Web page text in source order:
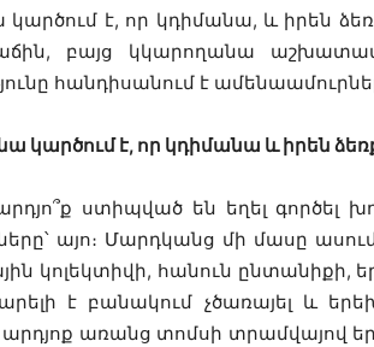
է, որ կդիմանա, և իրեն
բայց կկարողանա
հանդիսանում է
կարծում է, որ կդիմանա և իրեն
ստիպված են եղել
այո։ Մարդկանց մի մասը
կոլեկտիվի, հանուն
է բանակում չծառայել և
առանց տոմսի տրամվայով